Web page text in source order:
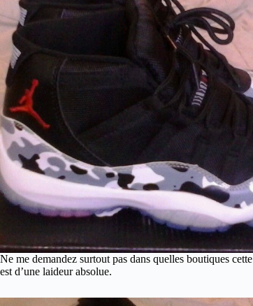
Ne me demandez surtout pas dans quelles boutiques cette
est d’une laideur absolue.